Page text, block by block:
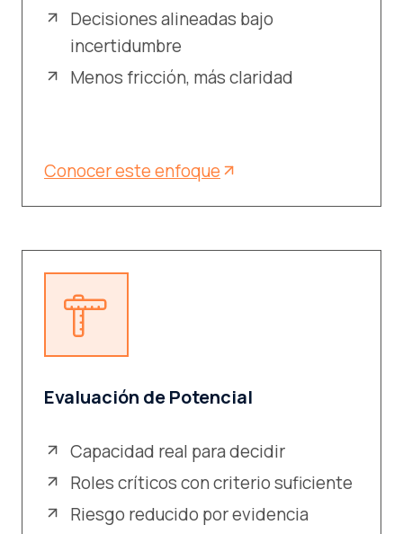
Decisiones alineadas bajo
incertidumbre
Menos fricción, más claridad
Conocer este enfoque
Evaluación de Potencial
Capacidad real para decidir
Roles críticos con criterio suficiente
Riesgo reducido por evidencia